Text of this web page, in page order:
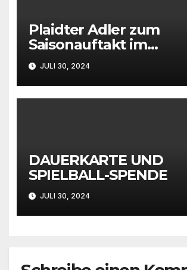
Plaidter Adler zum
Saisonauftakt im
Rheinlandpokal
JULI 30, 2024
DAUERKARTE UND
SPIELBALL-SPENDE
JULI 30, 2024